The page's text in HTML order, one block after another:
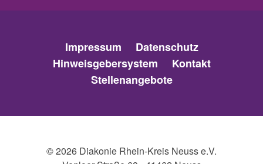
Impressum
Datenschutz
Hinweisgebersystem
Kontakt
Stellenangebote
© 2026 Diakonie Rhein-Kreis Neuss e.V.